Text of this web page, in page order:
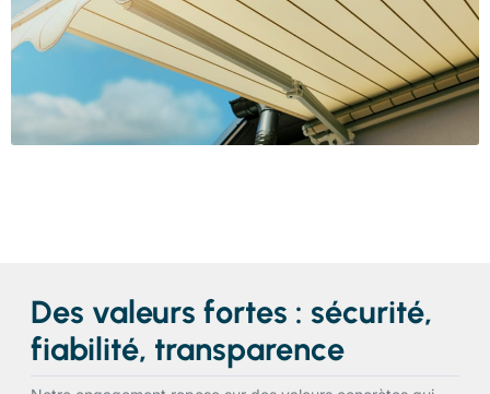
Des valeurs fortes : sécurité,
fiabilité, transparence